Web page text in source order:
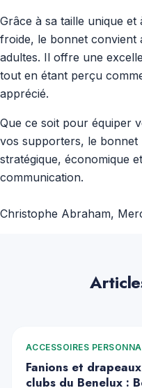
Grâce à sa taille unique
froide, le bonnet convient
adultes. Il offre une
tout en étant perçu
apprécié.
Que ce soit pour équiper
vos supporters, le
stratégique, économique
communication.
Christophe Abraham,
ACCESSOIRES
Fanions et
clubs du Benelux :